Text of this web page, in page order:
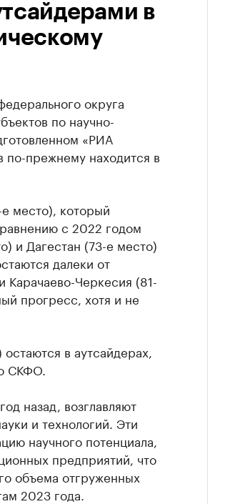
в
округа
по научно-
«РИА
по-прежнему находится в
место), который
с 2022 годом
и Дагестан (73-е место)
далеки от
Черкесия (81-
прогресс, хотя и не
в аутсайдерах,
СКФО.
назад, возглавляют
и технологий. Эти
научного потенциала,
предприятий, что
объема отгруженных
2023 года.